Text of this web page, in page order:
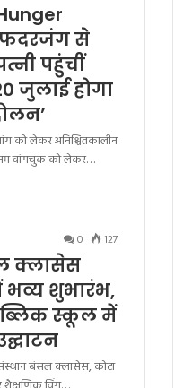
से
पहुंचीं
जुलाई होगा
को लेकर अनिश्चितकालीन
वांगचुक को लेकर…
0 127
क्लासेस
शुभारंभ,
स्कूल में
बंसल क्लासेस, कोटा